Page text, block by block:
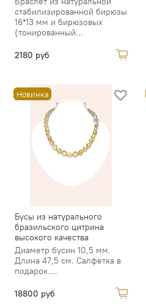
стабилизированной бирюзы
16*13 мм и бирюзовых
(тонированный...
2180 руб
Новинка
Бусы из натурального
бразильского цитрина
высокого качества
Диаметр бусин 10,5 мм.
Длина 47,5 см. Салфетка в
подарок....
18800 руб